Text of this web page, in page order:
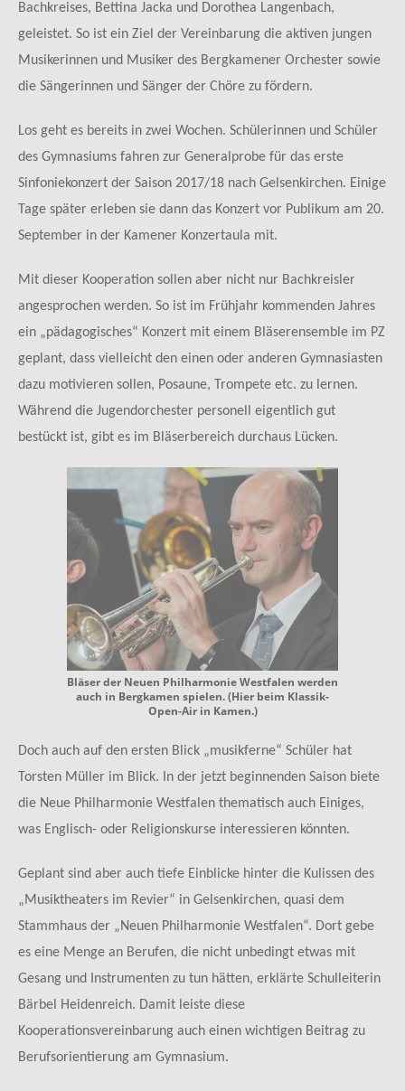
Bachkreises, Bettina Jacka und Dorothea Langenbach,
geleistet. So ist ein Ziel der Vereinbarung die aktiven jungen
Musikerinnen und Musiker des Bergkamener Orchester sowie
die Sängerinnen und Sänger der Chöre zu fördern.
Los geht es bereits in zwei Wochen. Schülerinnen und Schüler
des Gymnasiums fahren zur Generalprobe für das erste
Sinfoniekonzert der Saison 2017/18 nach Gelsenkirchen. Einige
Tage später erleben sie dann das Konzert vor Publikum am 20.
September in der Kamener Konzertaula mit.
Mit dieser Kooperation sollen aber nicht nur Bachkreisler
angesprochen werden. So ist im Frühjahr kommenden Jahres
ein „pädagogisches“ Konzert mit einem Bläserensemble im PZ
geplant, dass vielleicht den einen oder anderen Gymnasiasten
dazu motivieren sollen, Posaune, Trompete etc. zu lernen.
Während die Jugendorchester personell eigentlich gut
bestückt ist, gibt es im Bläserbereich durchaus Lücken.
Bläser der Neuen Philharmonie Westfalen werden
auch in Bergkamen spielen. (Hier beim Klassik-
Open-Air in Kamen.)
Doch auch auf den ersten Blick „musikferne“ Schüler hat
Torsten Müller im Blick. In der jetzt beginnenden Saison biete
die Neue Philharmonie Westfalen thematisch auch Einiges,
was Englisch- oder Religionskurse interessieren könnten.
Geplant sind aber auch tiefe Einblicke hinter die Kulissen des
„Musiktheaters im Revier“ in Gelsenkirchen, quasi dem
Stammhaus der „Neuen Philharmonie Westfalen“. Dort gebe
es eine Menge an Berufen, die nicht unbedingt etwas mit
Gesang und Instrumenten zu tun hätten, erklärte Schulleiterin
Bärbel Heidenreich. Damit leiste diese
Kooperationsvereinbarung auch einen wichtigen Beitrag zu
Berufsorientierung am Gymnasium.